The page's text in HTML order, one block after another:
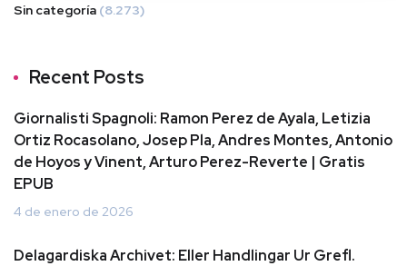
Sin categoría (8.273)
Recent Posts
Giornalisti Spagnoli: Ramon Perez de Ayala, Letizia
Ortiz Rocasolano, Josep Pla, Andres Montes, Antonio
de Hoyos y Vinent, Arturo Perez-Reverte | Gratis
EPUB
4 de enero de 2026
Delagardiska Archivet: Eller Handlingar Ur Grefl.